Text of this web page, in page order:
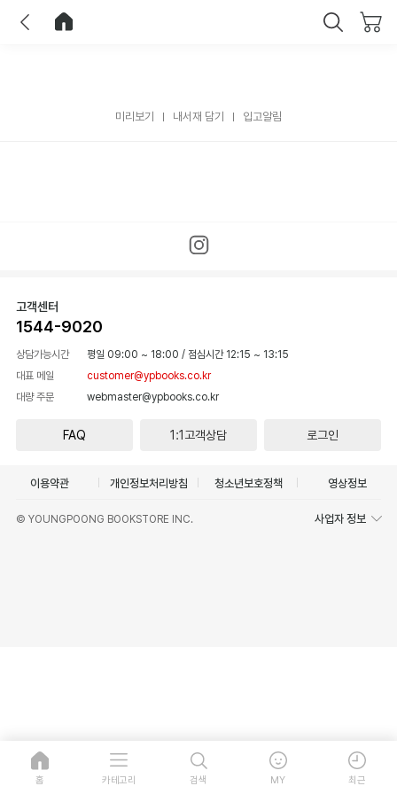
미리보기 내서재 담기 입고알림
고객센터
1544-9020
상담가능시간 평일 09:00 ~ 18:00 / 점심시간 12:15 ~ 13:15
대표 메일
customer@ypbooks.co.kr
대량 주문
webmaster@ypbooks.co.kr
FAQ 1:1고객상담 로그인
이용약관 개인정보처리방침 청소년보호정책 영상정보
© YOUNGPOONG BOOKSTORE INC. 사업자 정보
홈 카테고리 검색 MY 최근